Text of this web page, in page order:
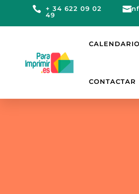
 + 34 622 09 02
49

CONTACTAR